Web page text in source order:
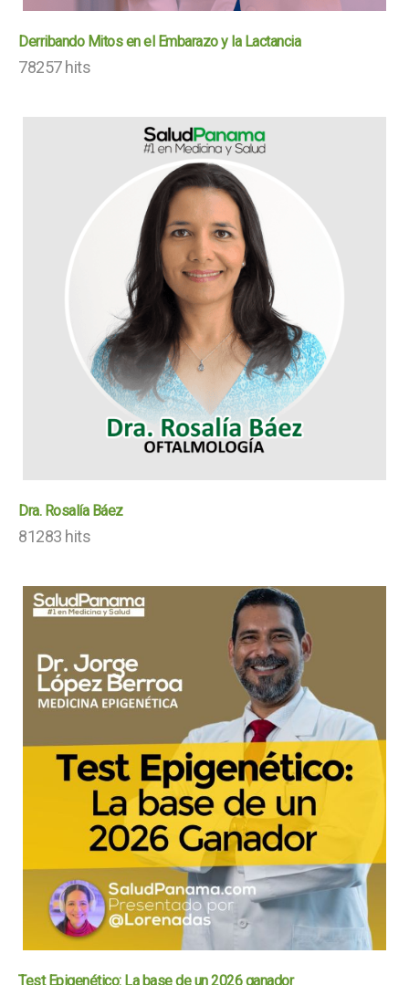
Derribando Mitos en el Embarazo y la Lactancia
78257 hits
Dra. Rosalía Báez
81283 hits
Test Epigenético: La base de un 2026 ganador